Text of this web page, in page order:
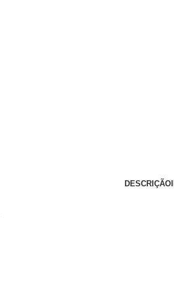
DESCRIÇÃO